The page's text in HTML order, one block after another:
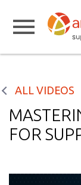
ALL VIDEOS
FOR